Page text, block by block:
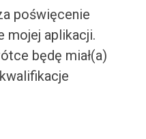
poświęcenie
mojej aplikacji.
będę miał(a)